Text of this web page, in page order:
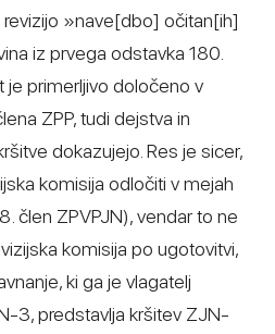
»nave[dbo] očitan[ih]
iz prvega odstavka 180.
je primerljivo določeno v
ZPP, tudi dejstva in
dokazujejo. Res je sicer,
komisija odločiti v mejah
člen ZPVPJN), vendar to ne
komisija po ugotovitvi,
ki ga je vlagatelj
3, predstavlja kršitev ZJN-